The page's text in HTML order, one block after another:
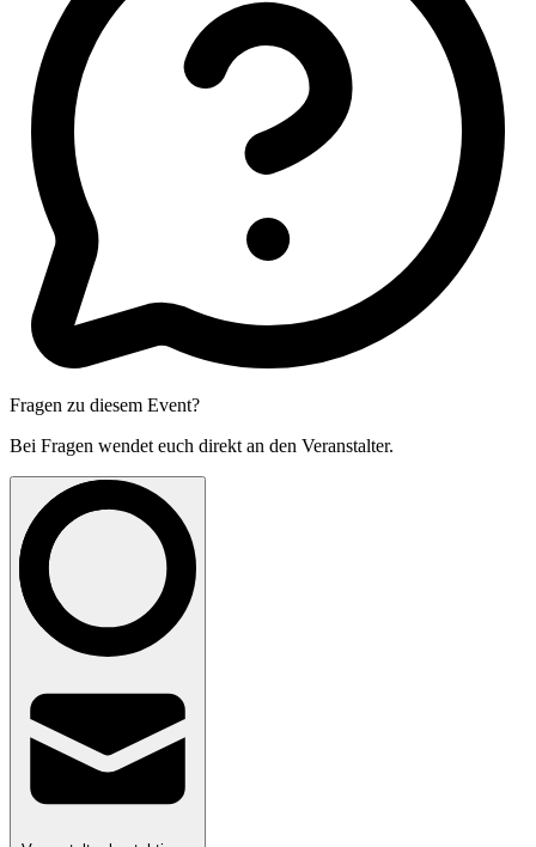
Fragen zu diesem Event?
Bei Fragen wendet euch direkt an den Veranstalter.